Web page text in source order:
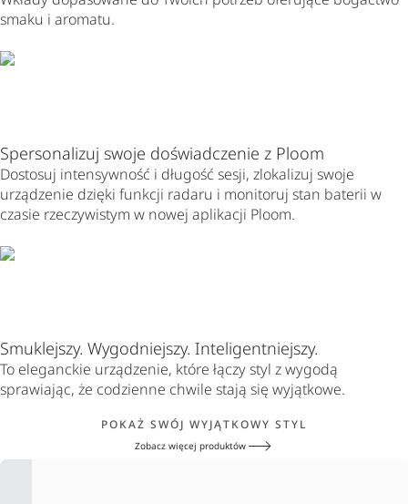
smaku i aromatu.
Spersonalizuj swoje doświadczenie z Ploom
Dostosuj intensywność i długość sesji, zlokalizuj swoje
urządzenie dzięki funkcji radaru i monitoruj stan baterii w
czasie rzeczywistym w nowej aplikacji Ploom.
Smuklejszy. Wygodniejszy. Inteligentniejszy.
To eleganckie urządzenie, które łączy styl z wygodą
sprawiając, że codzienne chwile stają się wyjątkowe.
POKAŻ SWÓJ WYJĄTKOWY STYL
Zobacz więcej produktów